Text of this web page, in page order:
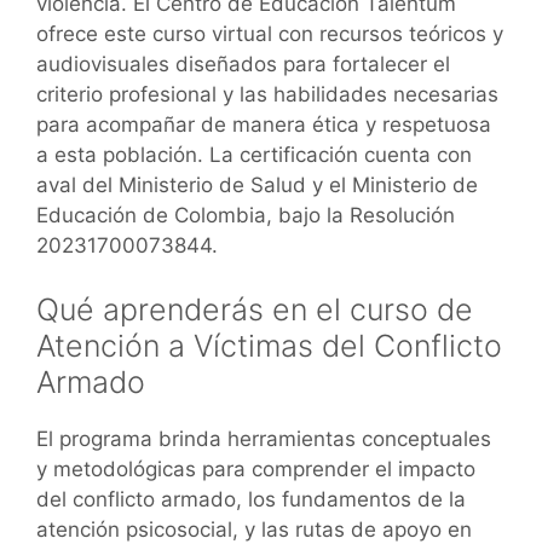
ofrece este curso virtual con recursos teóricos y
audiovisuales diseñados para fortalecer el
criterio profesional y las habilidades necesarias
para acompañar de manera ética y respetuosa
a esta población. La certificación cuenta con
aval del Ministerio de Salud y el Ministerio de
Educación de Colombia, bajo la Resolución
20231700073844.
Qué aprenderás en el curso de
Atención a Víctimas del Conflicto
Armado
El programa brinda herramientas conceptuales
y metodológicas para comprender el impacto
del conflicto armado, los fundamentos de la
atención psicosocial, y las rutas de apoyo en